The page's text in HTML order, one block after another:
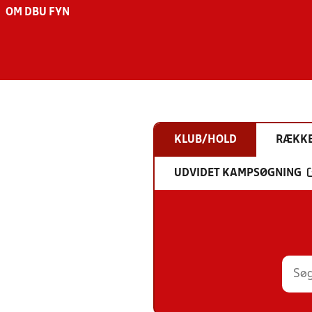
OM DBU FYN
KLUB/HOLD
UDVIDET KAMPSØGNING